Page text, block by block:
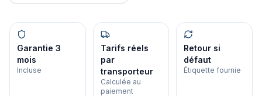
Garantie 3
mois
Incluse
Tarifs réels
par
transporteur
Calculée au
paiement
Retour si
défaut
Étiquette fournie